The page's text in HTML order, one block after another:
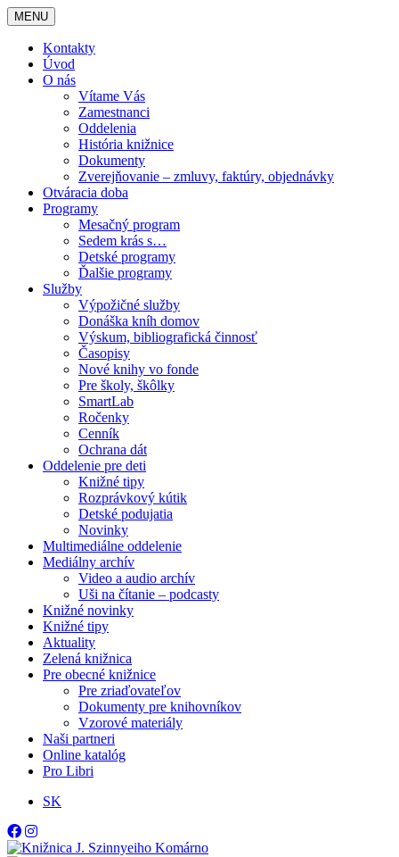
MENU
Kontakty
Úvod
O nás
Vítame Vás
Zamestnanci
Oddelenia
História knižnice
Dokumenty
Zverejňovanie – zmluvy, faktúry, objednávky
Otváracia doba
Programy
Mesačný program
Sedem krás s…
Detské programy
Ďalšie programy
Služby
Výpožičné služby
Donáška kníh domov
Výskum, bibliografická činnosť
Časopisy
Nové knihy vo fonde
Pre školy, škôlky
SmartLab
Ročenky
Cenník
Ochrana dát
Oddelenie pre deti
Knižné tipy
Rozprávkový kútik
Detské podujatia
Novinky
Multimediálne oddelenie
Mediálny archív
Video a audio archív
Uši na čítanie – podcasty
Knižné novinky
Knižné tipy
Aktuality
Zelená knižnica
Pre obecné knižnice
Pre zriaďovateľov
Dokumenty pre knihovníkov
Vzorové materiály
Naši partneri
Online katalóg
Pro Libri
SK